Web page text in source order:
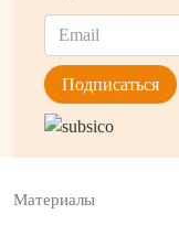
Материалы